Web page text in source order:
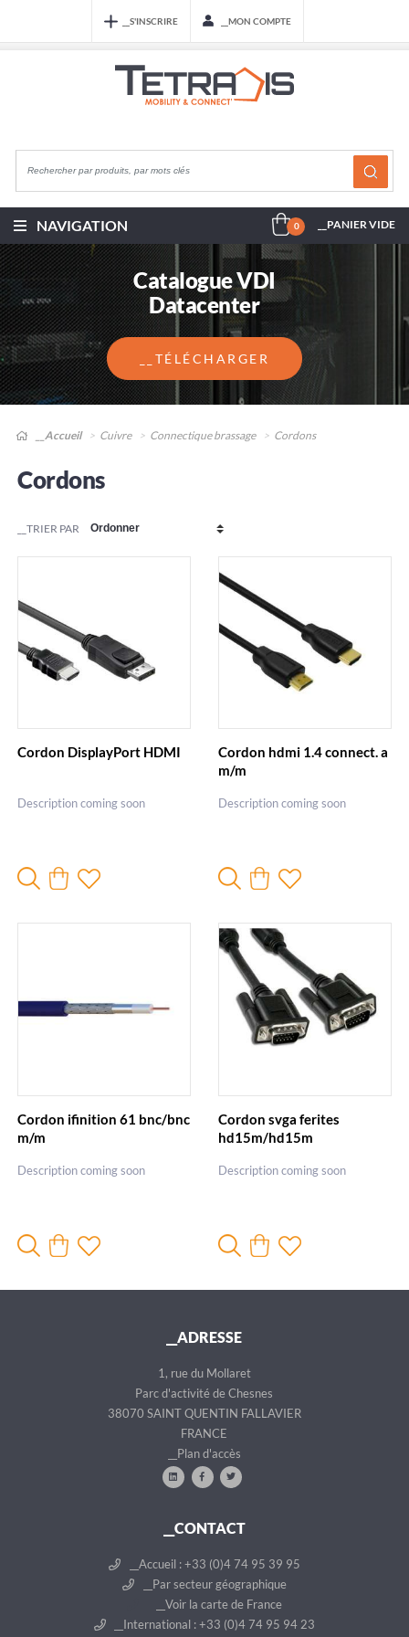
__S'INSCRIRE __MON COMPTE
NAVIGATION 0 __PANIER VIDE
Catalogue VDI
Datacenter
__TÉLÉCHARGER
__Accueil Cuivre Connectique brassage Cordons
Cordons
__TRIER PAR
Cordon DisplayPort HDMI
Description coming soon
Cordon hdmi 1.4 connect. a
m/m
Description coming soon
Cordon ifinition 61 bnc/bnc
m/m
Description coming soon
Cordon svga ferites
hd15m/hd15m
Description coming soon
__ADRESSE
1, rue du Mollaret
Parc d'activité de Chesnes
38070 SAINT QUENTIN FALLAVIER
FRANCE
__Plan d'accès
__CONTACT
__Accueil : +33 (0)4 74 95 39 95
__Par secteur géographique
__Voir la carte de France
__International : +33 (0)4 74 95 94 23